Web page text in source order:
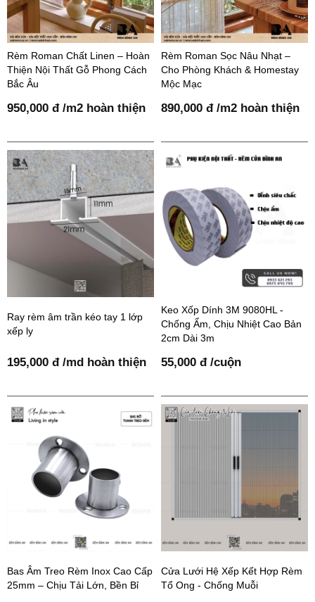
Rèm Roman Chất Linen – Hoàn
Thiện Nội Thất Gỗ Phong Cách
Bắc Âu
950,000 đ /m2 hoàn thiện
Rèm Roman Sọc Nâu Nhạt –
Cho Phòng Khách & Homestay
Mộc Mạc
890,000 đ /m2 hoàn thiện
Ray rèm âm trần kéo tay 1 lớp
xếp ly
195,000 đ /md hoàn thiện
Keo Xốp Dính 3M 9080HL -
Chống Ẩm, Chịu Nhiệt Cao Bản
2cm Dài 3m
55,000 đ /cuộn
Bas Âm Treo Rèm Inox Cao Cấp
25mm – Chịu Tải Lớn, Bền Bỉ
Cửa Lưới Hệ Xếp Kết Hợp Rèm
Tổ Ong - Chống Muỗi